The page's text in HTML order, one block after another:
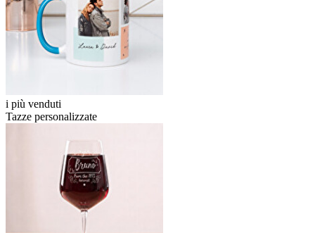
i più venduti
Tazze personalizzate